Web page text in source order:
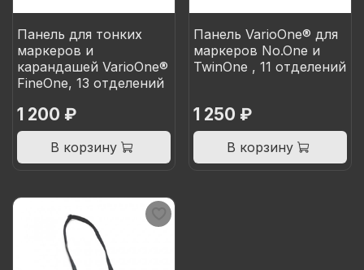
Панель для тонких
маркеров и
карандашей VarioOne®
FineOne, 13 отделений
1 200 ₽
В корзину
Панель VarioOne® для
маркеров No.One и
TwinOne , 11 отделений
1 250 ₽
В корзину